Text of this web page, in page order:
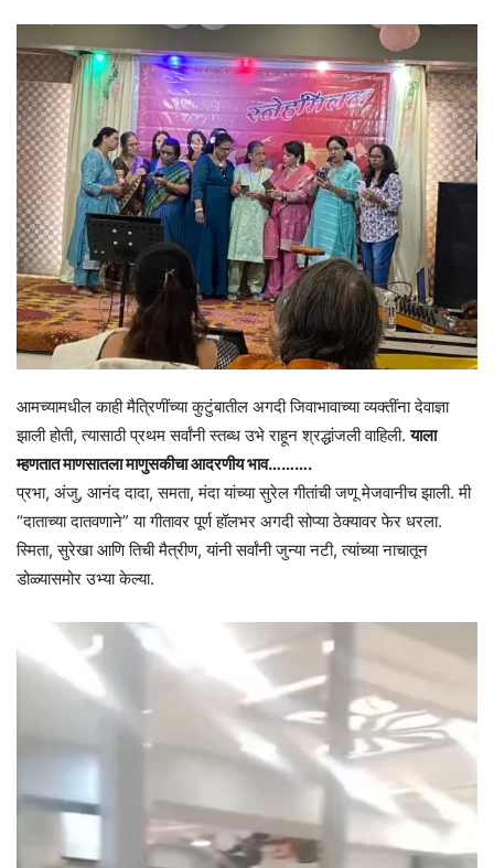
आमच्यामधील काही मैत्रिणींच्या कुटुंबातील अगदी जिवाभावाच्या व्यक्तींना देवाज्ञा
झाली होती, त्यासाठी प्रथम सर्वांनी स्तब्ध उभे राहून श्रद्धांजली वाहिली.याला
म्हणतात माणसातला माणुसकीचा आदरणीय भाव……….
प्रभा, अंजु, आनंद दादा, समता, मंदा यांच्या सुरेल गीतांची जणू मेजवानीच झाली. मी
“दाताच्या दातवणाने” या गीतावर पूर्ण हॉलभर अगदी सोप्या ठेक्यावर फेर धरला.
स्मिता, सुरेखा आणि तिची मैत्रीण, यांनी सर्वांनी जुन्या नटी, त्यांच्या नाचातून
डोळ्यासमोर उभ्या केल्या.